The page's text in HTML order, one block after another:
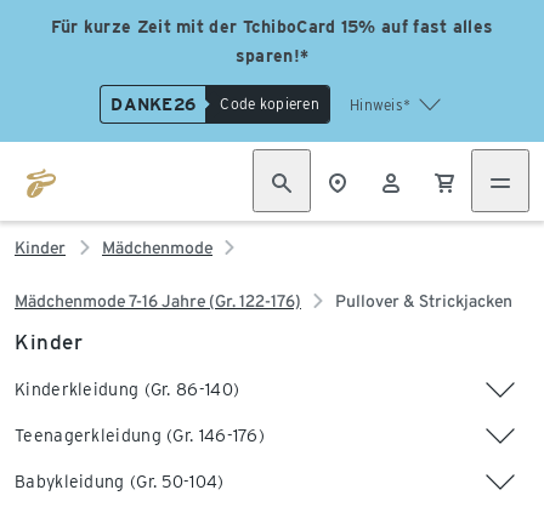
Für kurze Zeit mit der TchiboCard 15% auf fast alles
sparen!*
DANKE26 Code kopieren Hinweis*
Kinder Mädchenmode
Mädchenmode 7-16 Jahre (Gr. 122-176) Pullover & Strickjacken
Kinder
Kinderkleidung (Gr. 86-140)
Teenagerkleidung (Gr. 146-176)
Babykleidung (Gr. 50-104)